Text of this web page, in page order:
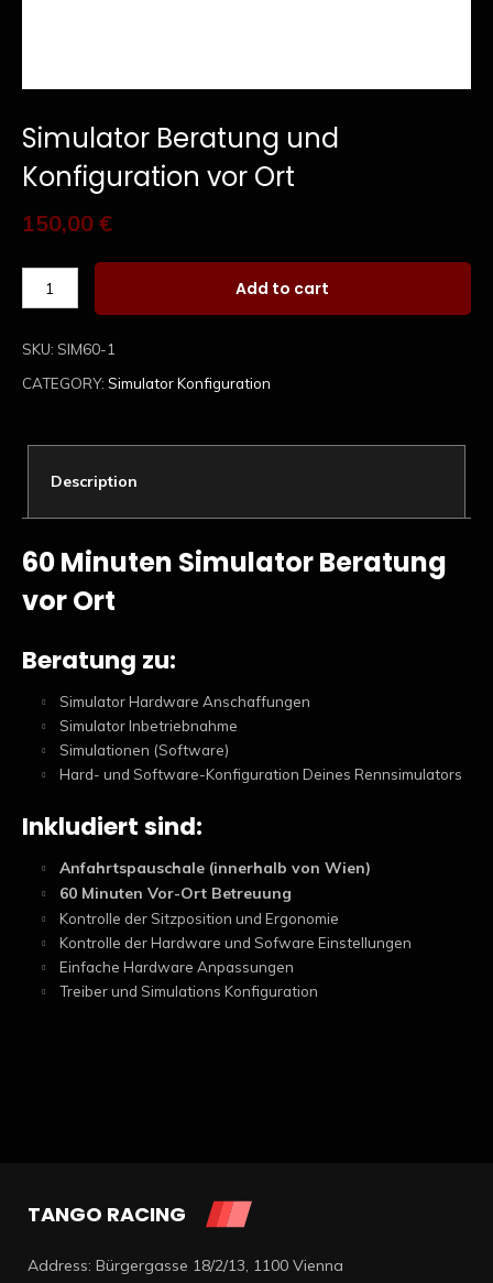
Simulator Beratung und
Konfiguration vor Ort
150,00 €
Add to cart
SKU: SIM60-1
CATEGORY: Simulator Konfiguration
Description
60 Minuten Simulator Beratung
vor Ort
Beratung zu:
Simulator Hardware Anschaffungen
Simulator Inbetriebnahme
Simulationen (Software)
Hard- und Software-Konfiguration Deines Rennsimulators
Inkludiert sind:
Anfahrtspauschale (innerhalb von Wien)
60 Minuten Vor-Ort Betreuung
Kontrolle der Sitzposition und Ergonomie
Kontrolle der Hardware und Sofware Einstellungen
Einfache Hardware Anpassungen
Treiber und Simulations Konfiguration
TANGO RACING
Address: Bürgergasse 18/2/13, 1100 Vienna